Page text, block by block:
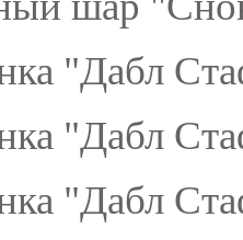
"Дабл
"Дабл
"Дабл